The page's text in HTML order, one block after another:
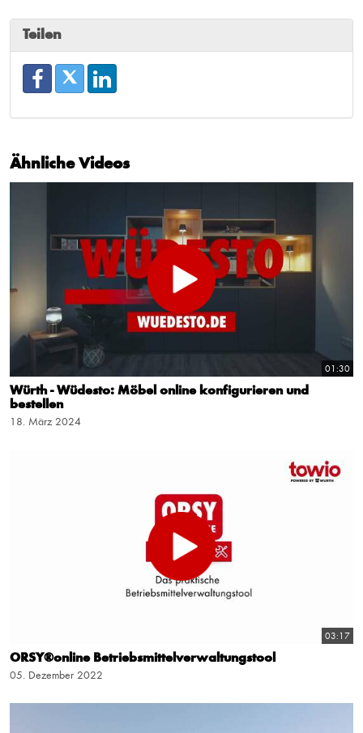
Teilen
Ähnliche Videos
01:30
Würth - Wüdesto: Möbel online konfigurieren und
bestellen
18. März 2024
03:17
ORSY®online Betriebsmittelverwaltungstool
05. Dezember 2022